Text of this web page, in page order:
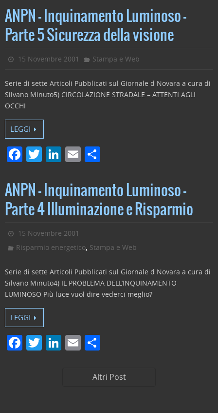
c
e
b
o
k
itt
er
k
e
dI
n
ai
l
n
di
vi
di
ANPN – Inquinamento Luminoso –
Parte 5 Sicurezza della visione
15 Novembre 2001 Stampa e Web
Serie di sette Articoli Pubblicati sul Giornale d Novara a cura di
Silvano Minuto5) CIRCOLAZIONE STRADALE – ATTENTI AGLI
OCCHI
LEGGI
F
c
e
b
o
o
k
T
itt
er
Li
k
e
dI
n
E
ai
l
n
di
vi
ANPN – Inquinamento Luminoso –
Parte 4 Illuminazione e Risparmio
15 Novembre 2001
Risparmio energetico, Stampa e Web
Serie di sette Articoli Pubblicati sul Giornale d Novara a cura di
Silvano Minuto4) IL PROBLEMA DELL’INQUINAMENTO
LUMINOSO Più luce vuol dire vederci meglio?
LEGGI
F T Li E
ai n
Altri Post